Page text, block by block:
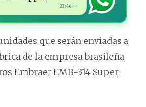
23:46 ✓✓
que serán enviadas a
de la empresa brasileña
Embraer EMB-314 Super